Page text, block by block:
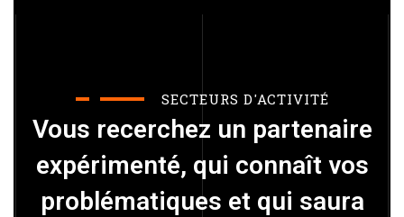
SECTEURS D'ACTIVITÉ
Vous recerchez un partenaire
expérimenté, qui connaît vos
problématiques et qui saura